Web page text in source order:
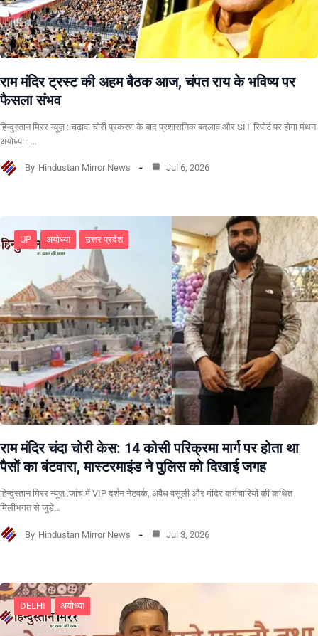
राम मंदिर ट्रस्ट की अहम बैठक आज, चंपत राय के भविष्य पर
फैसला संभव
हिन्दुस्तान मिरर न्यूज़ : चढ़ावा चोरी प्रकरण के बाद प्रशासनिक बदलाव और SIT रिपोर्ट पर होगा मंथन
अयोध्या।…
By Hindustan Mirror News Jul 6, 2026
UP अयोध्या उत्तर प्रदेश
राम मंदिर चंदा चोरी केस: 14 कोसी परिक्रमा मार्ग पर होता था
पैसों का बंटवारा, मास्टरमाइंड ने पुलिस को दिखाई जगह
हिन्दुस्तान मिरर न्यूज़ :जांच में VIP दर्शन नेटवर्क, अवैध वसूली और मंदिर कर्मचारियों की कथित
मिलीभगत से जुड़े…
By Hindustan Mirror News Jul 3, 2026
DELHI अयोध्या